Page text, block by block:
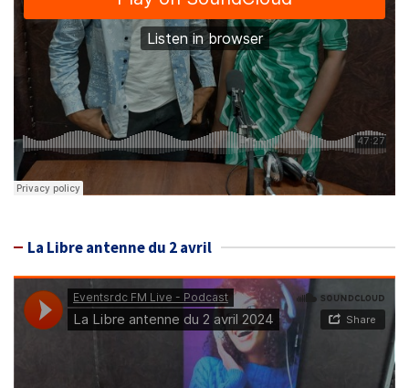
La Libre antenne du 2 avril